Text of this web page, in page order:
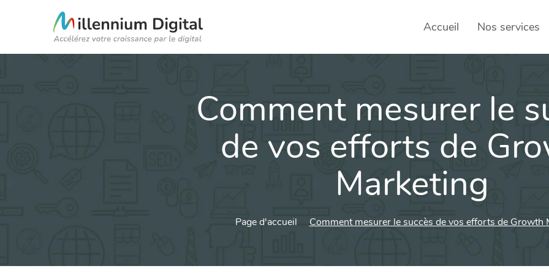
Accueil Nos services
SEO
Comment mesurer le
de vos efforts de
Marketing
Page d'accueil Comment mesurer le succès de vos efforts de Growth